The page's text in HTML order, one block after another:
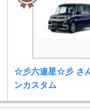
☆彡六連星☆彡 さ
ンカスタム